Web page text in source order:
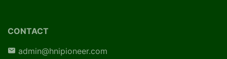
CONTACT
admin@hnipioneer.com